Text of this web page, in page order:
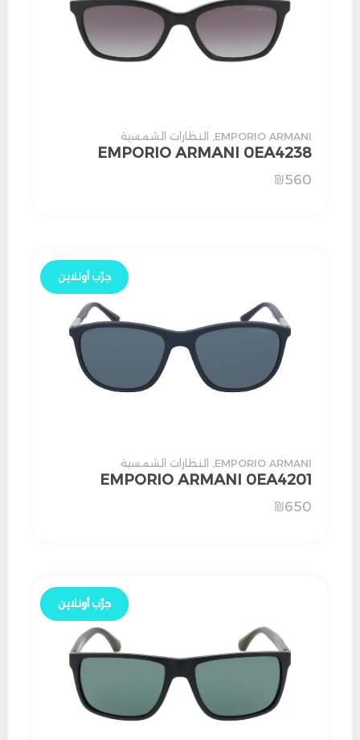
EMPORIO ARMANI
, النظارات الشمسية
EMPORIO ARMANI 0EA4238
₪560
EMPORIO ARMANI النظارات الشمسية
EMPORIO ARMANI 0EA4201
₪650
جرّب أونلاين
جرّب أونلاين
جرّب أونلاين